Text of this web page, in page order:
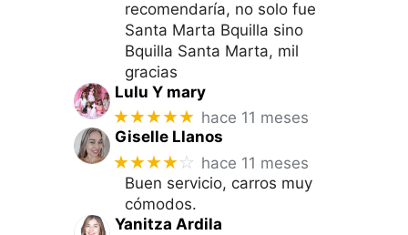
recomendaría, no solo fue
Santa Marta Bquilla sino
Bquilla Santa Marta, mil
gracias
Lulu Y mary
★★★★★ hace 11 meses
Giselle Llanos
★★★★☆ hace 11 meses
Buen servicio, carros muy
cómodos.
Yanitza Ardila